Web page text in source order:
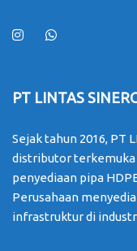
PT LINTAS
Sejak tahun 2016, PT
distributor terkemuka
penyediaan pipa
Perusahaan
infrastruktur di